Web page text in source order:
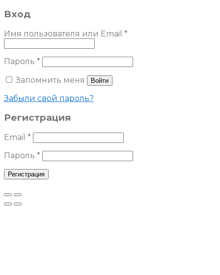
Вход
Имя пользователя или Email *
Пароль *
Запомнить меня
Войти
Забыли свой пароль?
Регистрация
Email *
Пароль *
Регистрация